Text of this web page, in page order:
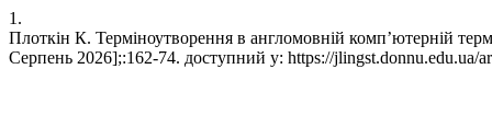
1.
Плоткін К. Терміноутворення в англомовній комп’ютерній
Серпень 2026];:162-74. доступний у: https://jlingst.donnu.edu.ua/